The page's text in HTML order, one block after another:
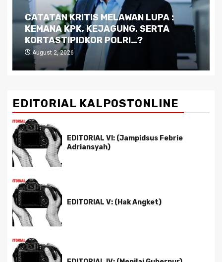
Dilema Kaltim di Tengah Krisis:
Kutukan Sumber Daya Alam dan
Pemimpin yang Tak Kreatif
July 29, 2026
EDITORIAL KALPOSTONLINE
EDITORIAL VI: (Jampidsus Febrie
Adriansyah)
EDITORIAL V: (Hak Angket)